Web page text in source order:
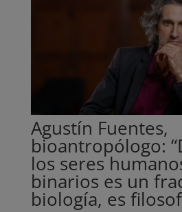
Agustín Fuentes,
bioantropólogo:
los seres
binarios es un
biología, es